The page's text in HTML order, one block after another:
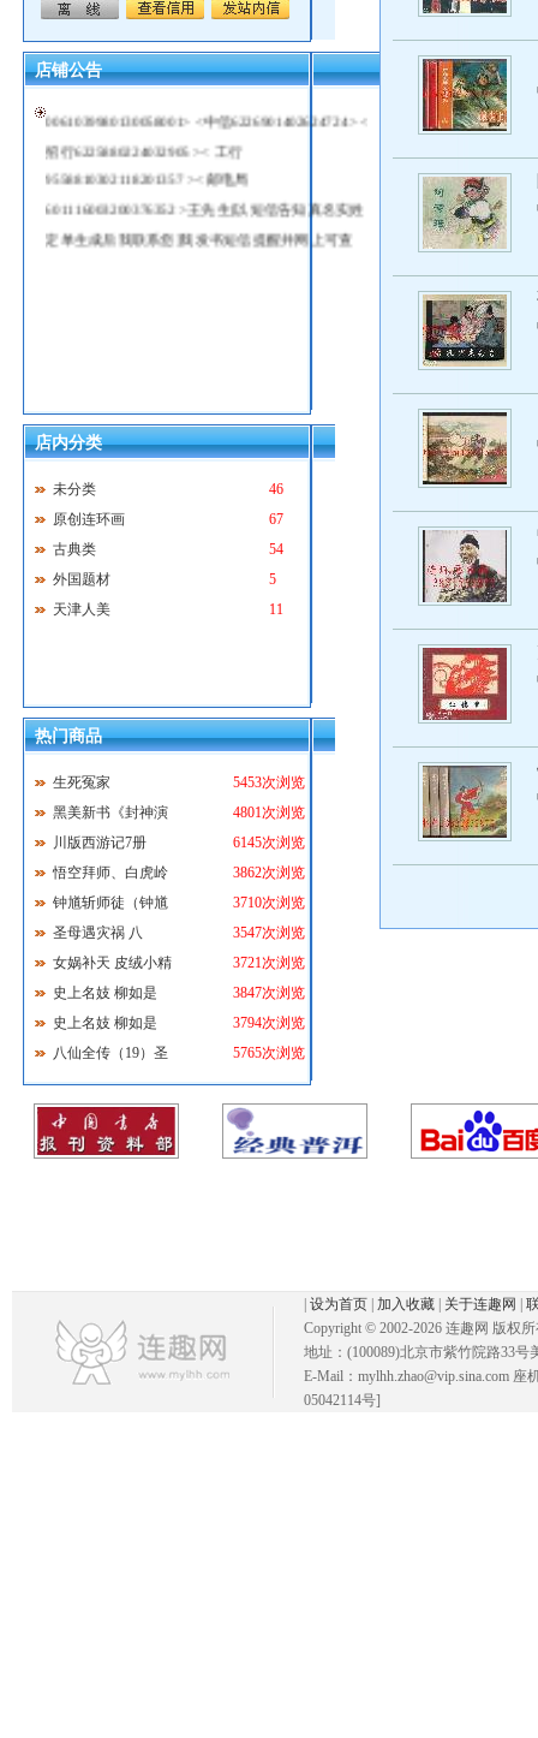
店铺公告
http://see.cartoonwin.com/supermarket/shops/index.php?
id=211电话15822888189.13821532875<农行
6228480020315754810> <建行
9558810302118201357 >< 邮电局
601116003200376352 >王先生[以短信告知真名实姓
定单生成后我联系您]我发书短信提醒并网上可查
店内分类
未分类
46
原创连环画
67
古典类
54
外国题材
5
天津人美
11
热门商品
生死冤家
5453次浏览
黑美新书《封神演
4801次浏览
川版西游记7册
6145次浏览
悟空拜师、白虎岭
3862次浏览
钟馗斩师徒（钟馗
3710次浏览
圣母遇灾祸 八
3547次浏览
女娲补天 皮绒小精
3721次浏览
史上名妓 柳如是
3847次浏览
史上名妓 柳如是
3794次浏览
八仙全传（19）圣
5765次浏览
设为首页 加入收藏 关于连趣网
Copyright © 2002-2026 连趣网 版权
地址：(100089)北京市紫竹院路33号
E-Mail：mylhh.zhao@vip.sina.com
05042114号]